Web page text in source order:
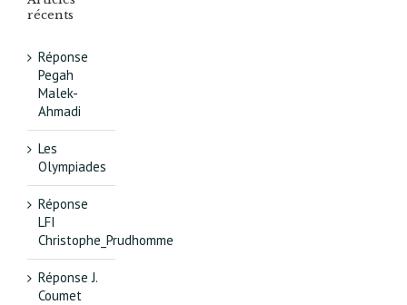
récents
Réponse
Pegah
Malek-
Ahmadi
Les
Olympiades
Réponse
LFI
Christophe_Prudhomme
Réponse J.
Coumet